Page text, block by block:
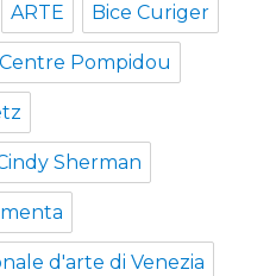
ARTE Bice Curiger
Centre Pompidou
Sherman
d'arte di Venezia